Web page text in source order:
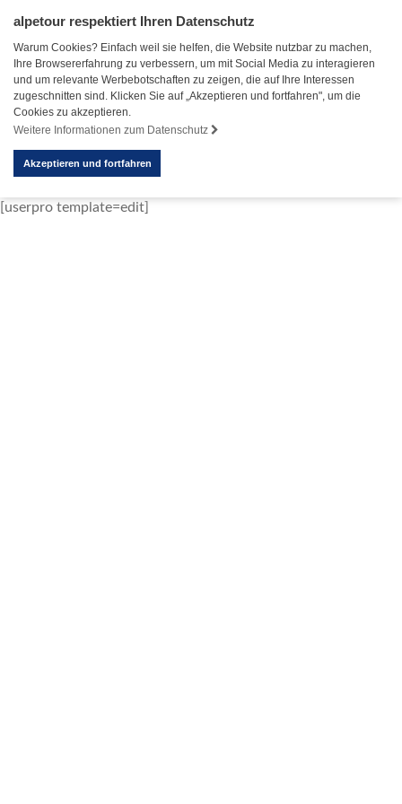
alpetour respektiert Ihren Datenschutz
Warum Cookies? Einfach weil sie helfen, die Website nutzbar zu machen,
Ihre Browsererfahrung zu verbessern, um mit Social Media zu interagieren
und um relevante Werbebotschaften zu zeigen, die auf Ihre Interessen
zugeschnitten sind. Klicken Sie auf „Akzeptieren und fortfahren", um die
Cookies zu akzeptieren.
Weitere Informationen zum Datenschutz
Akzeptieren und fortfahren
[userpro template=edit]